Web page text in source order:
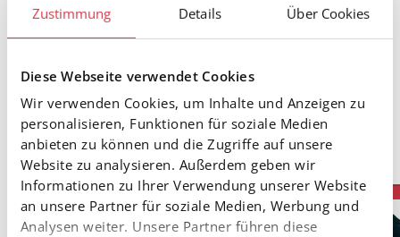
Zustimmung Details Über Cookies
Diese Webseite verwendet Cookies
Wir verwenden Cookies, um Inhalte und Anzeigen zu
personalisieren, Funktionen für soziale Medien
anbieten zu können und die Zugriffe auf unsere
Website zu analysieren. Außerdem geben wir
Informationen zu Ihrer Verwendung unserer Website
an unsere Partner für soziale Medien, Werbung und
Analysen weiter. Unsere Partner führen diese
Außerdem: im Untergeschoß Anprobe
Kaderbekleidung Alpin (Saxe) und nordisch (Löffler) -
Hier Bilder vom letzten Jahr.